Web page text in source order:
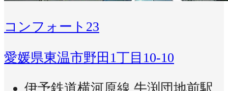
コンフォート23
愛媛県東温市野田1丁目10-10